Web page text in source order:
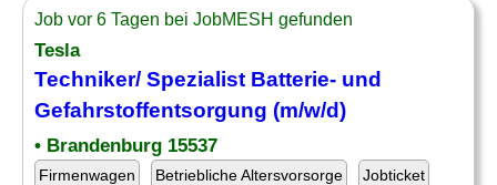
Job vor 6 Tagen bei JobMESH gefunden
Tesla
Techniker/ Spezialist Batterie- und
Gefahrstoffentsorgung (m/w/d)
• Brandenburg 15537
Firmenwagen Betriebliche Altersvorsorge Jobticket